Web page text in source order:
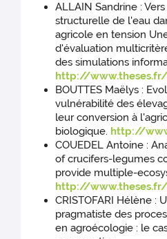
ALLAIN Sandrine :
structurelle de l'eau
agricole en tension
d'évaluation
des simulations
http://www.theses.fr/
BOUTTES Maëlys :
vulnérabilité des
leur conversion à
biologique. http://
COUEDEL Antoine :
of crucifers-legumes
provide multiple-
http://www.theses.fr/
CRISTOFARI Hélène :
pragmatiste des
en agroécologie : le